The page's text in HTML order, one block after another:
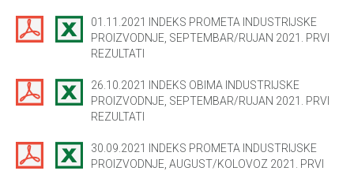
01.11.2021 INDEKS PROMETA INDUSTRIJSKE
PROIZVODNJE, SEPTEMBAR/RUJAN 2021. PRVI
REZULTATI
26.10.2021 INDEKS OBIMA INDUSTRIJSKE
PROIZVODNJE, SEPTEMBAR/RUJAN 2021. PRVI
REZULTATI
30.09.2021 INDEKS PROMETA INDUSTRIJSKE
PROIZVODNJE, AUGUST/KOLOVOZ 2021. PRVI